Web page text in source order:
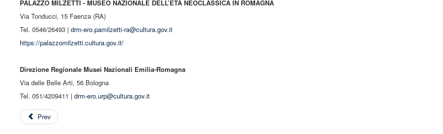
PALAZZO MILZETTI - MUSEO NAZIONALE DELL’ETÀ NEOCLASSICA IN ROMAGNA
Via Tonducci, 15 Faenza (RA)
Tel. 0546/26493 | drm-ero.pamilzetti-ra@cultura.gov.it
https://palazzomilzetti.cultura.gov.it/
Direzione Regionale Musei Nazionali Emilia-Romagna
Via delle Belle Arti, 56 Bologna
Tel. 051/4209411 | drm-ero.urp@cultura.gov.it
Prev